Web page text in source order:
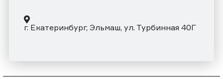
г. Екатеринбург, Эльмаш, ул. Турбинная 40Г